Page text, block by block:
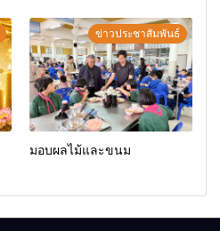
ข่าวประชาสัมพันธ์
มอบผลไม้และขนม